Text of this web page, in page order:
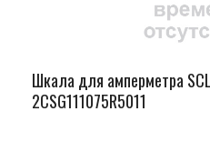
Шкала для амперметра
2CSG111075R5011